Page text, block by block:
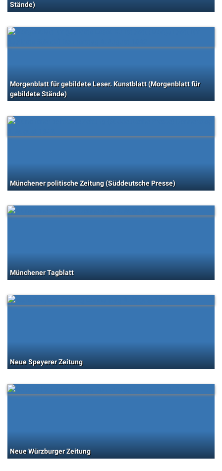
Stände)
Morgenblatt für gebildete Leser. Kunstblatt (Morgenblatt für
gebildete Stände)
Münchener politische Zeitung (Süddeutsche Presse)
Münchener Tagblatt
Neue Speyerer Zeitung
Neue Würzburger Zeitung